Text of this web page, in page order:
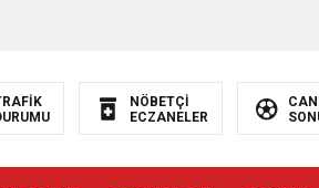
NÖBETÇİ
ECZANELER